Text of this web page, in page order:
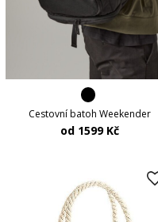
Cestovní batoh Weekender
od 1599 Kč